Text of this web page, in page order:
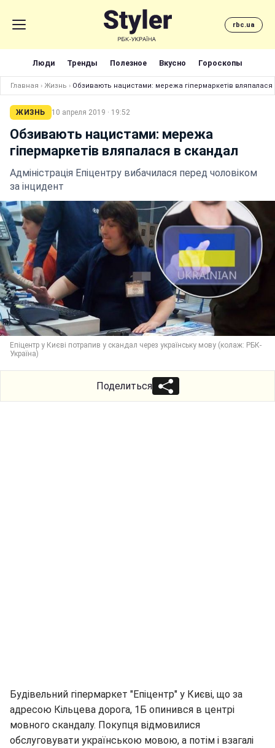
rbc.ua
Люди Тренды Полезное Вкусно Гороскопы
Главная › Жизнь › Обзивають нацистами: мережа гіпермаркетів вляпалася
ЖИЗНЬ 10 апреля 2019 · 19:52
Обзивають нацистами: мережа
гіпермаркетів вляпалася в скандал
Адміністрація Епіцентру вибачилася перед чоловіком
за інцидент
Епіцентр у Києві потрапив у скандал через українську мову (колаж: РБК-
Україна)
Поделиться
Будівельний гіпермаркет "Епіцентр" у Києві, що за
адресою Кільцева дорога, 1Б опинився в центрі
мовного скандалу. Покупця відмовилися
обслуговувати українською мовою, а потім і взагалі